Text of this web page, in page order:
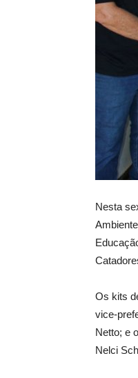
Nesta
Os kits
vice-
Netto; e
Nelci